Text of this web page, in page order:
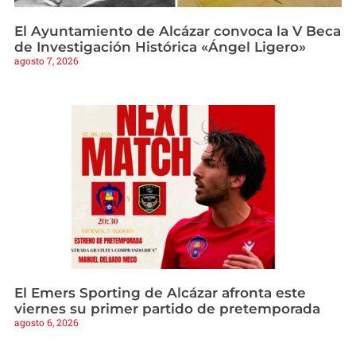
El Ayuntamiento de Alcázar convoca la V Beca
de Investigación Histórica «Ángel Ligero»
agosto 7, 2026
El Emers Sporting de Alcázar afronta este
viernes su primer partido de pretemporada
agosto 6, 2026